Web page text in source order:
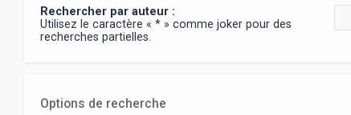
Rechercher par auteur :
Utilisez le caractère « * » comme joker pour des
recherches partielles.
Options de recherche